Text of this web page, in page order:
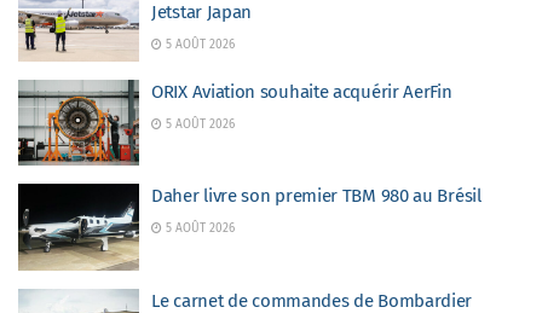
Jetstar Japan
5 AOÛT 2026
ORIX Aviation souhaite acquérir AerFin
5 AOÛT 2026
Daher livre son premier TBM 980 au Brésil
5 AOÛT 2026
Le carnet de commandes de Bombardier